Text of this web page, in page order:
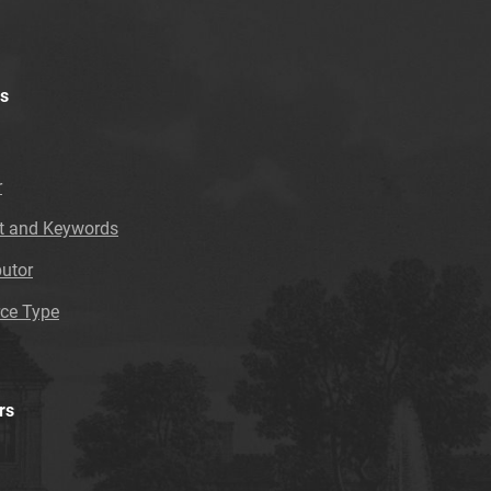
Dzierżyńskiego. 1974
Robotniczego Zakładów Azotowych im. Feliksa
Dzierżyńskiego. 1976
Robotniczego Zakładów Azotowych im. Feliksa
Robotniczego Zakładów Azotowych im. Feliksa
and Keywords
Type